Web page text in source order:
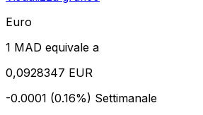
Euro
1 MAD equivale a
0,0928347 EUR
-0.0001 (0.16%) Settimanale